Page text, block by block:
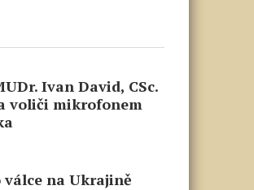
Ivan David, CSc.
voliči mikrofonem
na Ukrajině